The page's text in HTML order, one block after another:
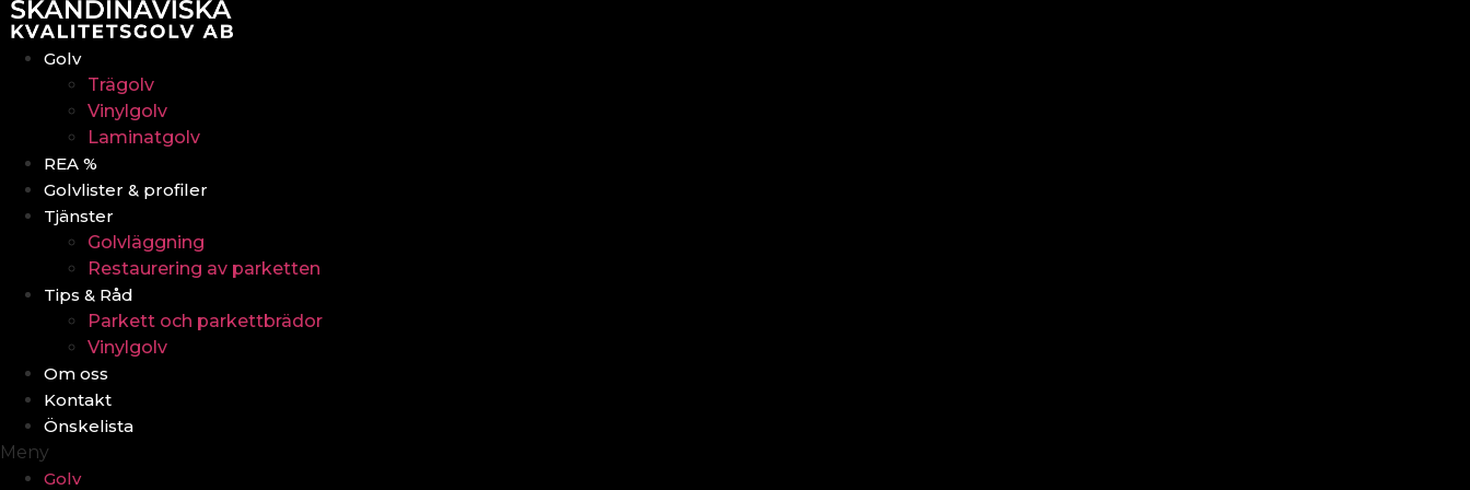
Hoppa
till
innehåll
Golv
Trägolv
Vinylgolv
Laminatgolv
REA %
Golvlister & profiler
Tjänster
Golvläggning
Restaurering av parketten
Tips & Råd
Parkett och parkettbrädor
Vinylgolv
Om oss
Kontakt
Önskelista
Meny
Golv